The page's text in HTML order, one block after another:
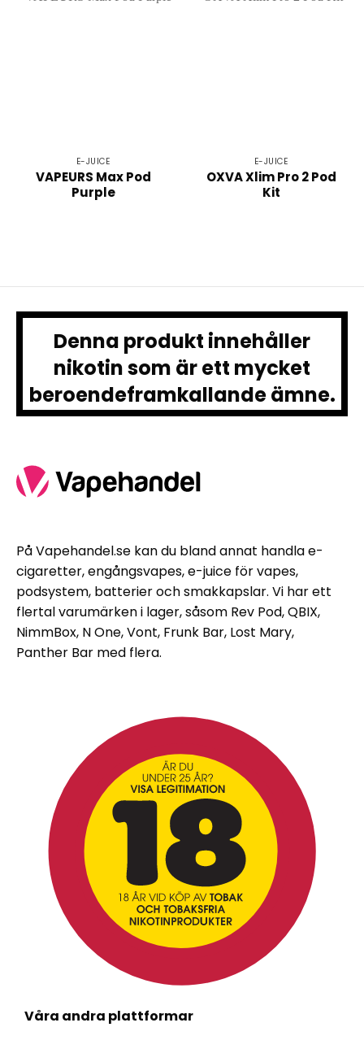
E-JUICE
VAPEURS Max Pod
Purple
E-JUICE
OXVA Xlim Pro 2 Pod
Kit
Denna produkt innehåller
nikotin som är ett mycket
beroendeframkallande ämne.
På Vapehandel.se kan du bland annat handla e-
cigaretter, engångsvapes, e-juice för vapes,
podsystem, batterier och smakkapslar. Vi har ett
flertal varumärken i lager, såsom Rev Pod, QBIX,
NimmBox, N One, Vont, Frunk Bar, Lost Mary,
Panther Bar med flera.
Våra andra plattformar